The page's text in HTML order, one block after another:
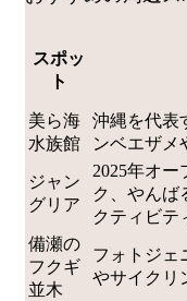
スポッ
ト
美ら海
水族館
沖縄を代表
ンベエザメ
ジャン
グリア
2025年オー
ク、やんば
クティビテ
備瀬の
フクギ
並木
フォトジェ
やサイクリ